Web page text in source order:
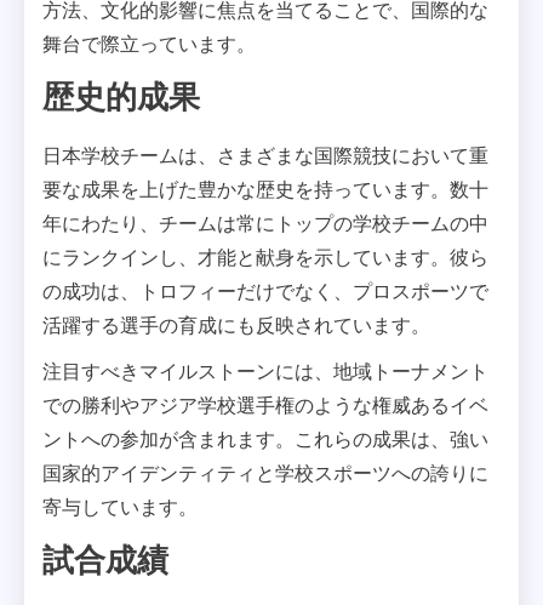
方法、文化的影響に焦点を当てることで、国際的な
舞台で際立っています。
歴史的成果
日本学校チームは、さまざまな国際競技において重
要な成果を上げた豊かな歴史を持っています。数十
年にわたり、チームは常にトップの学校チームの中
にランクインし、才能と献身を示しています。彼ら
の成功は、トロフィーだけでなく、プロスポーツで
活躍する選手の育成にも反映されています。
注目すべきマイルストーンには、地域トーナメント
での勝利やアジア学校選手権のような権威あるイベ
ントへの参加が含まれます。これらの成果は、強い
国家的アイデンティティと学校スポーツへの誇りに
寄与しています。
試合成績